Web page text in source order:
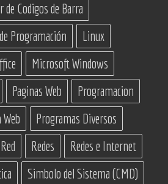
de Codigos de Barra
Programación
Linux
Microsoft Windows
Paginas Web
Programacion
Programas Diversos
Red Redes
Redes e Internet
Simbolo del Sistema (CMD)